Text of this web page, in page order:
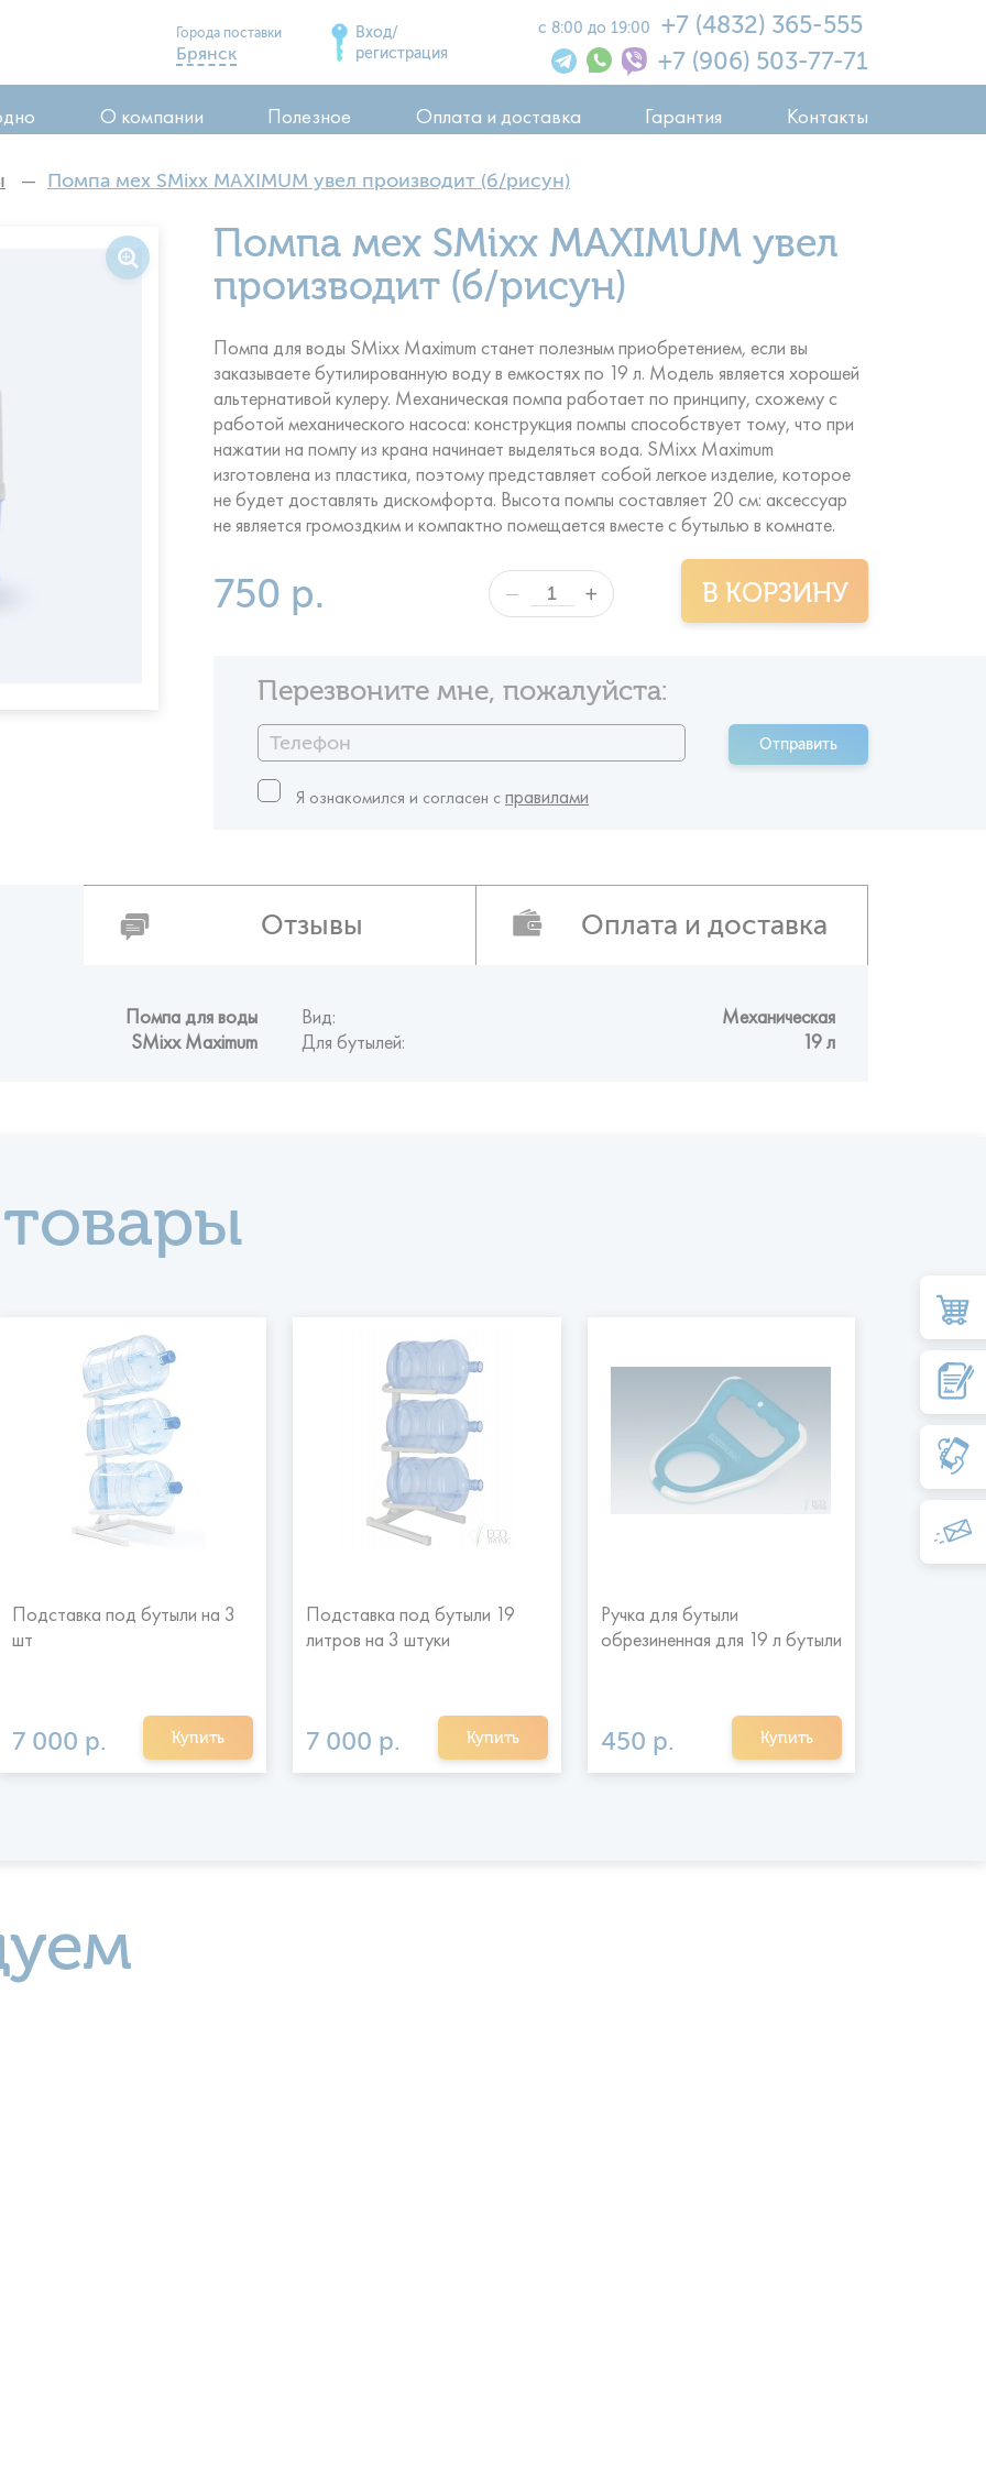
Города поставки
Брянск
Сельцо
Почеп
Вход/
регистрация
с 8:00 до 19:00
+7 (4832) 365-555
+7 (906) 503-77-71
О компании Полезное Оплата и доставка Гарантия Контакты
Помпа мех SMixx MAXIMUM увел производит (б/рисун)
Помпа мех SMixx MAXIMUM увел
производит (б/рисун)
Помпа для воды SMixx Maximum станет полезным приобретением, если вы
заказываете бутилированную воду в емкостях по 19 л. Модель является хорошей
альтернативой кулеру. Механическая помпа работает по принципу, схожему с
работой механического насоса: конструкция помпы способствует тому, что при
нажатии на помпу из крана начинает выделяться вода. SMixx Maximum
изготовлена из пластика, поэтому представляет собой легкое изделие, которое
не будет доставлять дискомфорта. Высота помпы составляет 20 см: аксессуар
не является громоздким и компактно помещается вместе с бутылью в комнате.
750 р. В КОРЗИНУ
— +
Перезвоните мне, пожалуйста:
Отправить
Я ознакомился и согласен c
Отзывы Оплата и доставка
Помпа для воды
SMixx Maximum
Вид:
Механическая
Для бутылей:
19 л
Подставка под бутыли на 3
7 000 р. Купить
Подставка под бутыли 19
литров на 3 штуки
7 000 р. Купить
Ручка для бутыли
обрезиненная для 19 л бутыли
450 р. Купить